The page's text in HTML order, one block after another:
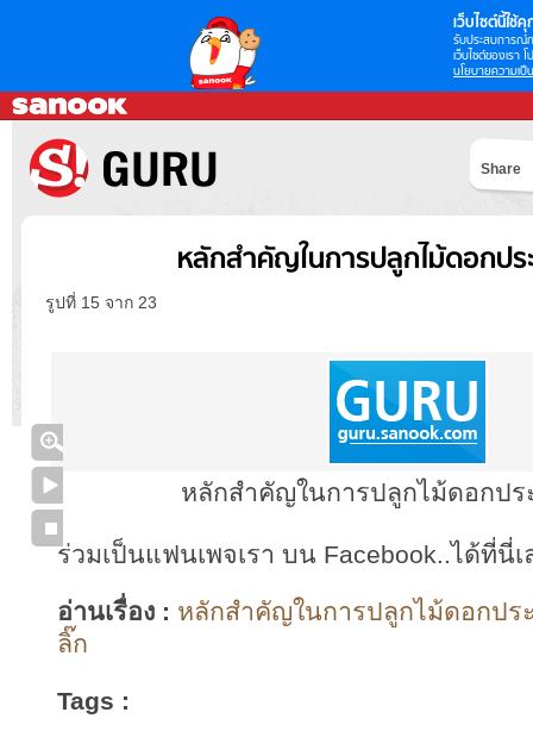
เว็บไซต์นี้ใช้คุ
รับประสบการณ์
เว็บไซต์ของเรา
นโยบายความเป็
Share
หลักสำคัญในการปลูกไม้ดอกป
รูปที่ 15 จาก 23
หลักสำคัญในการปลูกไม้ดอกปร
ร่วมเป็นแฟนเพจเรา บน Facebook..ได้ที่นี่เ
อ่านเรื่อง : หลักสำคัญในการปลูกไม้ดอกปร
ลิ๊ก
Tags :